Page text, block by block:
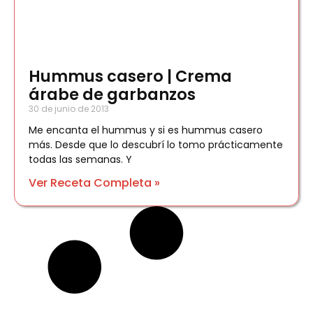
Hummus casero | Crema
árabe de garbanzos
30 de junio de 2013
Me encanta el hummus y si es hummus casero
más. Desde que lo descubrí lo tomo prácticamente
todas las semanas. Y
Ver Receta Completa »